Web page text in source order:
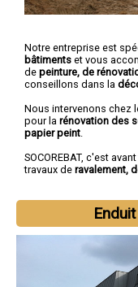
Notre entreprise est
bâtiments et vous
de peinture, de
conseillons dans la
Nous intervenons chez
pour la rénovation des
papier peint.
SOCOREBAT, c'est
travaux de ravalement,